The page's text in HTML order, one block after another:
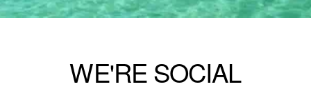
WE'RE SOCIAL